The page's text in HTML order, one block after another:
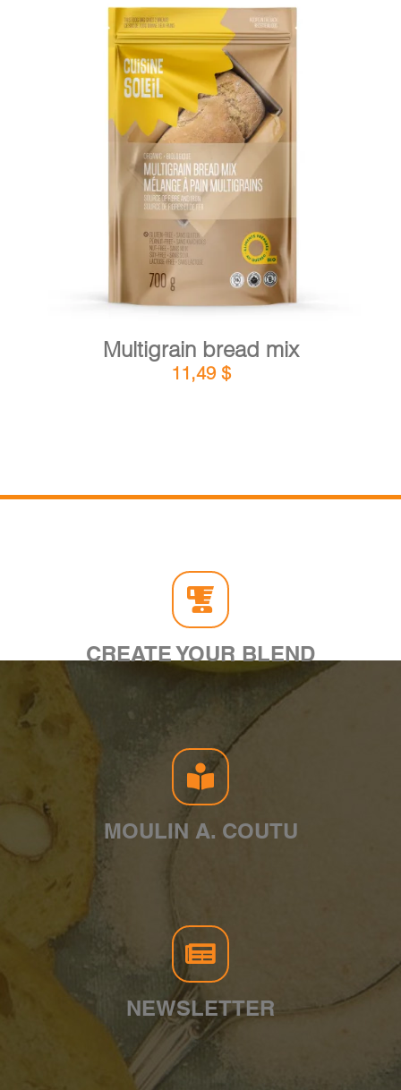
ADD TO CART / DETAILS
Multigrain bread mix
11,49 $
CREATE YOUR BLEND
MOULIN A. COUTU
NEWSLETTER